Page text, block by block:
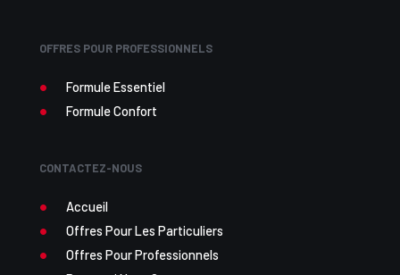
OFFRES POUR PROFESSIONNELS
Formule Essentiel
Formule Confort
CONTACTEZ-NOUS
Accueil
Offres Pour Les Particuliers
Offres Pour Professionnels